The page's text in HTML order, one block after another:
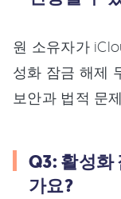
원 소유자가
성화 잠금 해제
보안과 법적 문
Q3: 활성화
가요?